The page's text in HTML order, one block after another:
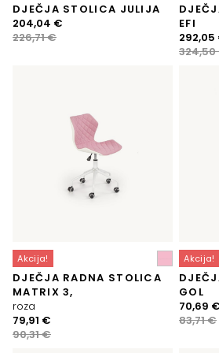
DJEČJA STOLICA JULIJA
226,71€
Izvorna
cijena
204,04 €
Trenutna
cijena
EFI
324,50
Izvorna
cijena
292,05
cijena
Akcija!
DJEČJA RADNA STOLICA
MATRIX 3,
roza
90,31€
Izvorna
cijena
79,91 €
Trenutna
cijena
Akcija!
GOL
83,71€
Izvorna
cijena
70,69 €
cijena